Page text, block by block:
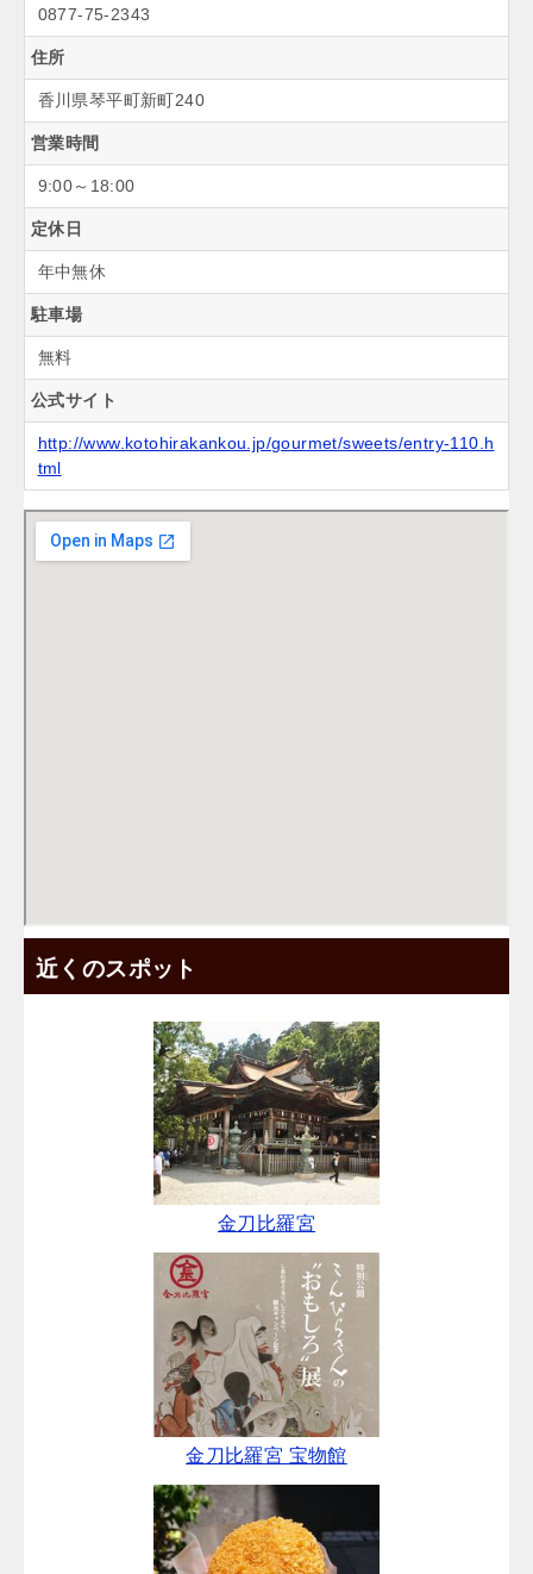
0877-75-2343
住所
香川県琴平町新町240
営業時間
9:00～18:00
定休日
年中無休
駐車場
無料
公式サイト
http://www.kotohirakankou.jp/gourmet/sweets/entry-110.h
tml
近くのスポット
金刀比羅宮
金刀比羅宮 宝物館